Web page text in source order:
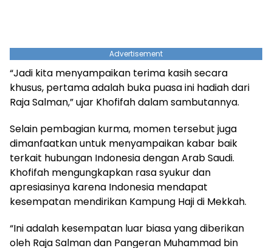
Advertisement
“Jadi kita menyampaikan terima kasih secara
khusus, pertama adalah buka puasa ini hadiah dari
Raja Salman,” ujar Khofifah dalam sambutannya.
Selain pembagian kurma, momen tersebut juga
dimanfaatkan untuk menyampaikan kabar baik
terkait hubungan Indonesia dengan Arab Saudi.
Khofifah mengungkapkan rasa syukur dan
apresiasinya karena Indonesia mendapat
kesempatan mendirikan Kampung Haji di Mekkah.
“Ini adalah kesempatan luar biasa yang diberikan
oleh Raja Salman dan Pangeran Muhammad bin